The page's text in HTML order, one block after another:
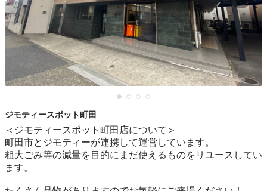
ジモティースポット町田
＜ジモティースポット町田店について＞
町田市とジモティーが連携して運営しています。
粗⼤ごみ等の減量を⽬的にまだ使えるものをリユースしてい
ます。